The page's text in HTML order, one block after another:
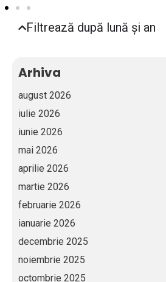
Filtrează după lună și an
Arhiva
august 2026
iulie 2026
iunie 2026
mai 2026
aprilie 2026
martie 2026
februarie 2026
ianuarie 2026
decembrie 2025
noiembrie 2025
octombrie 2025